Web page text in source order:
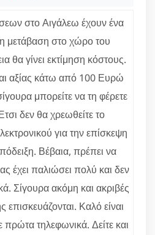
στο Αιγάλεω έχουν ένα
μετάβαση στο χώρο του
θα γίνει εκτίμηση κόστους.
αξίας κάτω από 100 Ευρώ
μπορείτε να τη φέρετε
δεν θα χρεωθείτε το
για την επίσκεψη
Βέβαια, πρέπει να
έχει παλιώσει πολύ και δεν
Σίγουρα ακόμη και ακριβές
επισκευάζονται. Καλό είναι
τηλεφωνικά. Δείτε και